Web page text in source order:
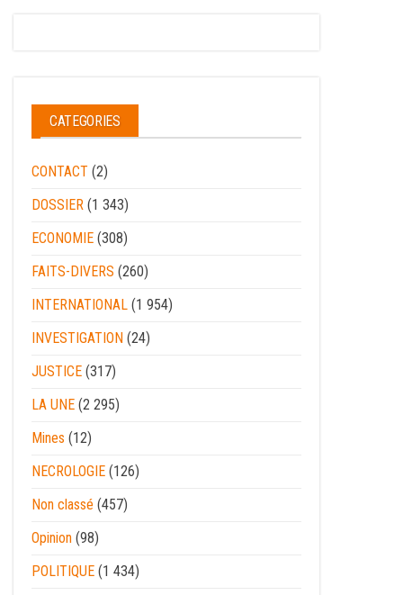
CATEGORIES
CONTACT (2)
DOSSIER (1 343)
ECONOMIE (308)
FAITS-DIVERS (260)
INTERNATIONAL (1 954)
INVESTIGATION (24)
JUSTICE (317)
LA UNE (2 295)
Mines (12)
NECROLOGIE (126)
Non classé (457)
Opinion (98)
POLITIQUE (1 434)